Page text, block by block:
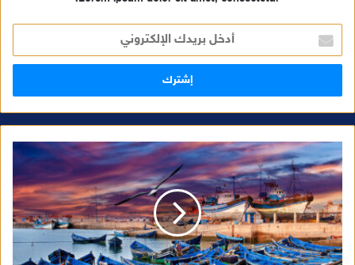
خ
ل
ر
ا
ل
إ
ل
ك
ت
ر
و
ن
ي